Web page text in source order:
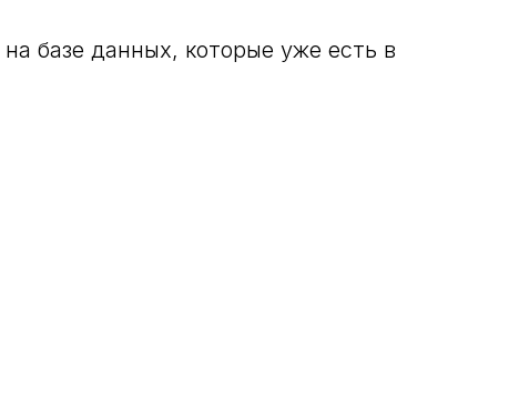
на базе данных, которые уже есть в